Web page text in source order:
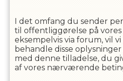
I det omfang du sender
til offentliggørelse på vores
eksempelvis via forum, vil
behandle disse
med denne tilladelse, du
af vores nærværende